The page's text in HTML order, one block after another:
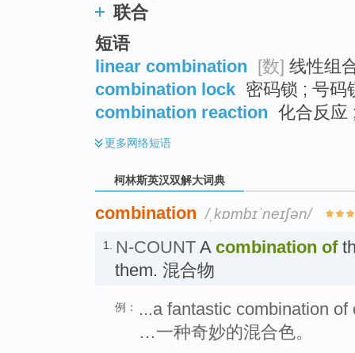
联合
短语
linear combination [数] 线性组
combination lock 密码锁 ; 号
combination reaction 化合反应
更多网络短语
柯林斯英汉双解大词典
combination /ˌkɒmbɪˈneɪʃən/
1. N-COUNT A combination of
them. 混合物
例：
...a fantastic combination of
…一种奇妙的混合色。